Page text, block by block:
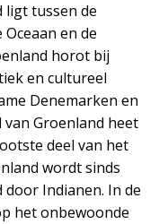
ligt tussen de
en de
horot bij
en cultureel
Denemarken en
Groenland heet
deel van het
wordt sinds
door Indianen. In de
het onbewoonde